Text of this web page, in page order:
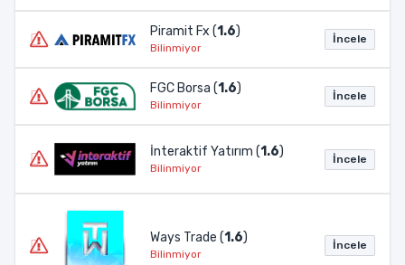
Piramit Fx (1.6)
Bilinmiyor
İncele
FGC Borsa (1.6)
Bilinmiyor
İncele
İnteraktif Yatırım (1.6)
Bilinmiyor
İncele
Ways Trade (1.6)
Bilinmiyor
İncele